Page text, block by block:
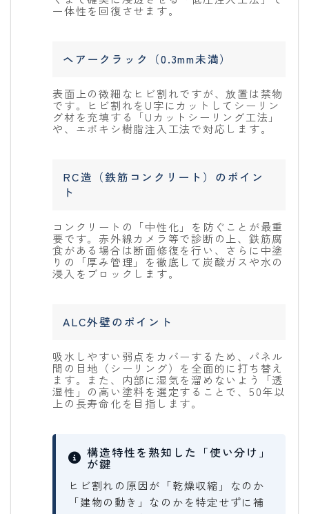
一体性を回復させます。
ヘアークラック（0.3mm未満）
表面上の微細なヒビ割れですが、放置は禁物
です。ヒビ割れをU字にカットしてシーリン
グ材を充填する「Uカットシーリング工法」
や、エポキシ樹脂注入工法で対応します。
RC造（鉄筋コンクリート）のポイン
ト
コンクリートの「中性化」を防ぐことが最重
要です。赤外線カメラ等で診断の上、鉄筋腐
食がある場合は断面修復を行い、さらに中塗
りの「厚み管理」を徹底して炭酸ガスや水の
浸入をブロックします。
ALC外壁のポイント
吸水しやすい弱点をカバーするため、パネル
間の目地（シーリング）を全面的に打ち替え
ます。また、内部に湿気を溜めないよう「透
湿性」の高い塗料を選定することで、50年以
上の長寿命化を目指します。
構造特性を熟知した「使い分け」
が鍵
ヒビ割れの原因が「乾燥収縮」なのか
「建物の動き」なのかを特定せずに補